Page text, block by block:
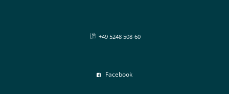
+49 5248 508-60
Facebook